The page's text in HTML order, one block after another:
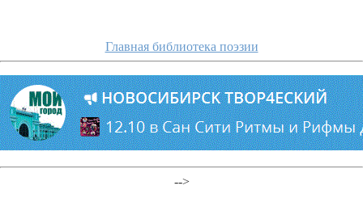
Главная библиотека поэзии
-->